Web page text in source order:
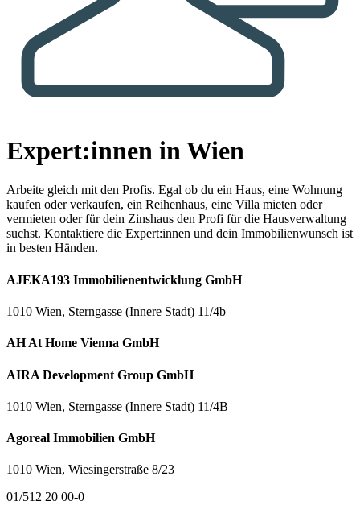
Expert:innen in Wien
Arbeite gleich mit den Profis. Egal ob du ein Haus, eine Wohnung
kaufen oder verkaufen, ein Reihenhaus, eine Villa mieten oder
vermieten oder für dein Zinshaus den Profi für die Hausverwaltung
suchst. Kontaktiere die Expert:innen und dein Immobilienwunsch ist
in besten Händen.
AJEKA193 Immobilienentwicklung GmbH
1010 Wien, Sterngasse (Innere Stadt) 11/4b
AH At Home Vienna GmbH
AIRA Development Group GmbH
1010 Wien, Sterngasse (Innere Stadt) 11/4B
Agoreal Immobilien GmbH
1010 Wien, Wiesingerstraße 8/23
01/512 20 00-0